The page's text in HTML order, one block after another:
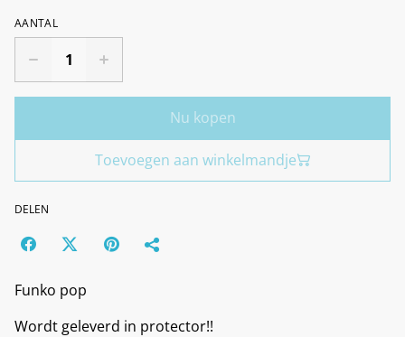
AANTAL
Nu kopen
Toevoegen aan winkelmandje
DELEN
Funko pop
Wordt geleverd in protector!!